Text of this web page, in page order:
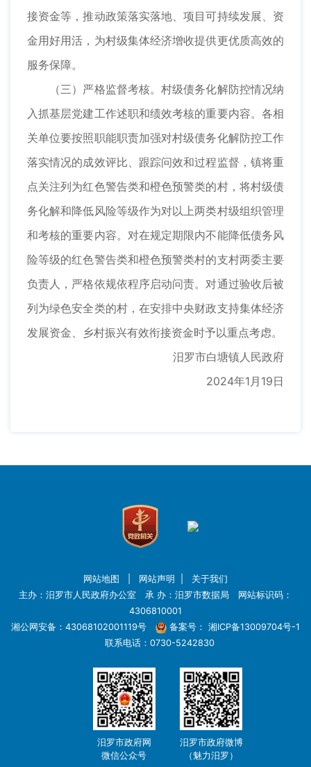
接资金等，推动政策落实落地、项目可持续发展、资
金用好用活，为村级集体经济增收提供更优质高效的
服务保障。
（三）严格监督考核。村级债务化解防控情况纳
入抓基层党建工作述职和绩效考核的重要内容。各相
关单位要按照职能职责加强对村级债务化解防控工作
落实情况的成效评比、跟踪问效和过程监督，镇将重
点关注列为红色警告类和橙色预警类的村，将村级债
务化解和降低风险等级作为对以上两类村级组织管理
和考核的重要内容。对在规定期限内不能降低债务风
险等级的红色警告类和橙色预警类村的支村两委主要
负责人，严格依规依程序启动问责。对通过验收后被
列为绿色安全类的村，在安排中央财政支持集体经济
发展资金、乡村振兴有效衔接资金时予以重点考虑。
汨罗市白塘镇人民政府
2024年1月19日
网站地图 网站声明
关于我们
主办：汨罗市人民政府办公室 承 办：汨罗市数据局 网站标识码：
4306810001
湘公网安备：43068102001119号
备案号： 湘ICP备13009704号-1
联系电话：0730-5242830
汨罗市政府网
微信公众号
汨罗市政府微博
（魅力汨罗）